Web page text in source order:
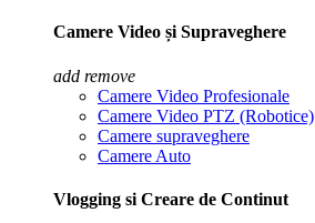
Camere Video și Supraveghere
add remove
Camere Video Profesionale
Camere Video PTZ (Robotice)
Camere supraveghere
Camere Auto
Vlogging si Creare de Continut